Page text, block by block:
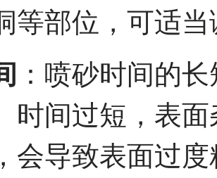
等部位，可适
：喷砂时间的
时间过短，表
会导致表面过